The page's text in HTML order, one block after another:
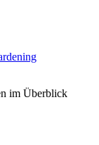
im Überblick